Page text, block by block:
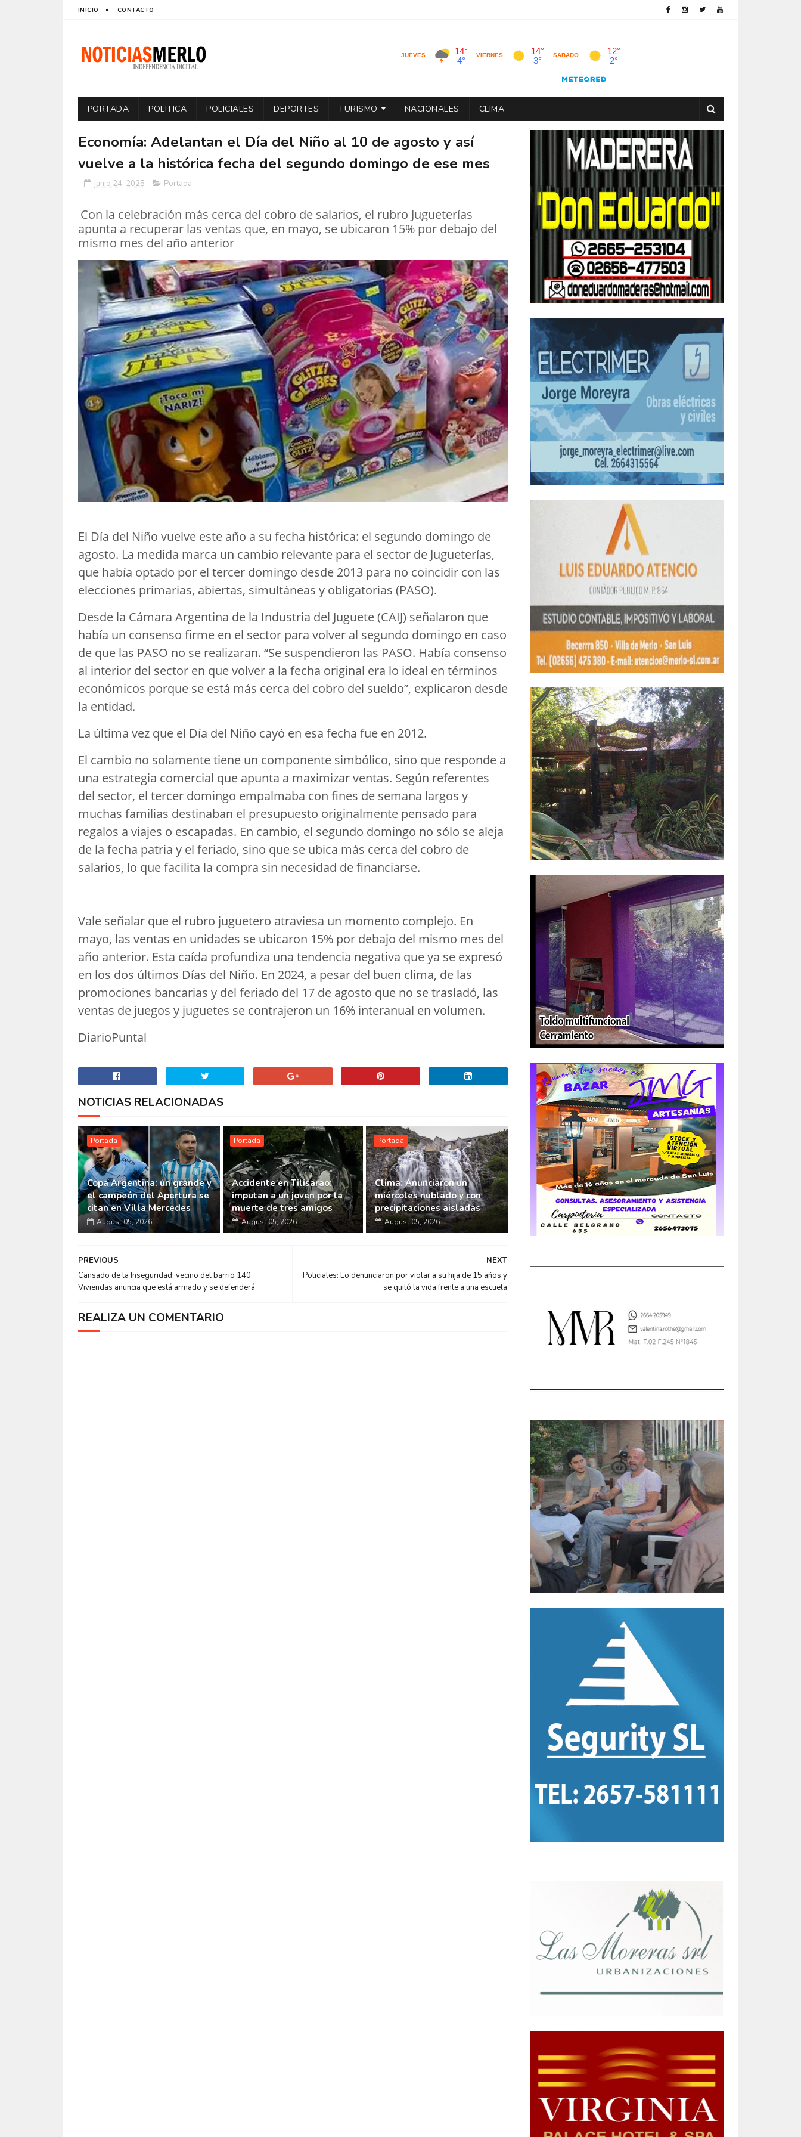
INICIO CONTACTO
PORTADA POLITICA POLICIALES DEPORTES TURISMO NACIONALES CLIMA
Economía: Adelantan el Día del Niño al 10 de agosto y así
vuelve a la histórica fecha del segundo domingo de ese mes
junio 24, 2025 Portada
Con la celebración más cerca del cobro de salarios, el rubro Jugueterías
apunta a recuperar las ventas que, en mayo, se ubicaron 15% por debajo del
mismo mes del año anterior
El Día del Niño vuelve este año a su fecha histórica: el segundo domingo de
agosto. La medida marca un cambio relevante para el sector de Jugueterías,
que había optado por el tercer domingo desde 2013 para no coincidir con las
elecciones primarias, abiertas, simultáneas y obligatorias (PASO).
Desde la Cámara Argentina de la Industria del Juguete (CAIJ) señalaron que
había un consenso firme en el sector para volver al segundo domingo en caso
de que las PASO no se realizaran. “Se suspendieron las PASO. Había consenso
al interior del sector en que volver a la fecha original era lo ideal en términos
económicos porque se está más cerca del cobro del sueldo”, explicaron desde
la entidad.
La última vez que el Día del Niño cayó en esa fecha fue en 2012.
El cambio no solamente tiene un componente simbólico, sino que responde a
una estrategia comercial que apunta a maximizar ventas. Según referentes
del sector, el tercer domingo empalmaba con fines de semana largos y
muchas familias destinaban el presupuesto originalmente pensado para
regalos a viajes o escapadas. En cambio, el segundo domingo no sólo se aleja
de la fecha patria y el feriado, sino que se ubica más cerca del cobro de
salarios, lo que facilita la compra sin necesidad de financiarse.
Vale señalar que el rubro juguetero atraviesa un momento complejo. En
mayo, las ventas en unidades se ubicaron 15% por debajo del mismo mes del
año anterior. Esta caída profundiza una tendencia negativa que ya se expresó
en los dos últimos Días del Niño. En 2024, a pesar del buen clima, de las
promociones bancarias y del feriado del 17 de agosto que no se trasladó, las
ventas de juegos y juguetes se contrajeron un 16% interanual en volumen.
DiarioPuntal
NOTICIAS RELACIONADAS
Portada
Copa Argentina: un grande y
el campeón del Apertura se
citan en Villa Mercedes
August 05, 2026
Portada
Accidente en Tilisarao:
imputan a un joven por la
muerte de tres amigos
August 05, 2026
Portada
Clima: Anunciaron un
miércoles nublado y con
precipitaciones aisladas
August 05, 2026
NEXT
Policiales: Lo denunciaron por violar a su hija de 15 años y
se quitó la vida frente a una escuela
PREVIOUS
Cansado de la Inseguridad: vecino del barrio 140
Viviendas anuncia que está armado y se defenderá
REALIZA UN COMENTARIO